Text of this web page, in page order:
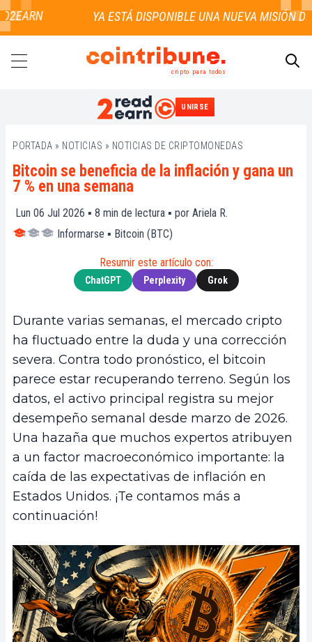
cripto para todos
UNIRSE
PORTADA » NOTICIAS » NOTICIAS DE CRIPTOMONEDAS
Bitcoin se beneficia de la inflación y gana un
7 % en una semana
Lun 06 Jul 2026 ▪ 8 min de lectura ▪ por Ariela R.
Informarse ▪ Bitcoin (BTC)
Resumir este artículo con:
ChatGPT Perplexity Grok
Durante varias semanas, el mercado cripto
ha fluctuado entre la duda y una corrección
severa. Contra todo pronóstico, el bitcoin
parece estar recuperando terreno. Según los
datos, el activo principal registra su mejor
desempeño semanal desde marzo de 2026.
Una hazaña que muchos expertos atribuyen
a un factor macroeconómico importante: la
caída de las expectativas de inflación en
Estados Unidos. ¡Te contamos más a
continuación!